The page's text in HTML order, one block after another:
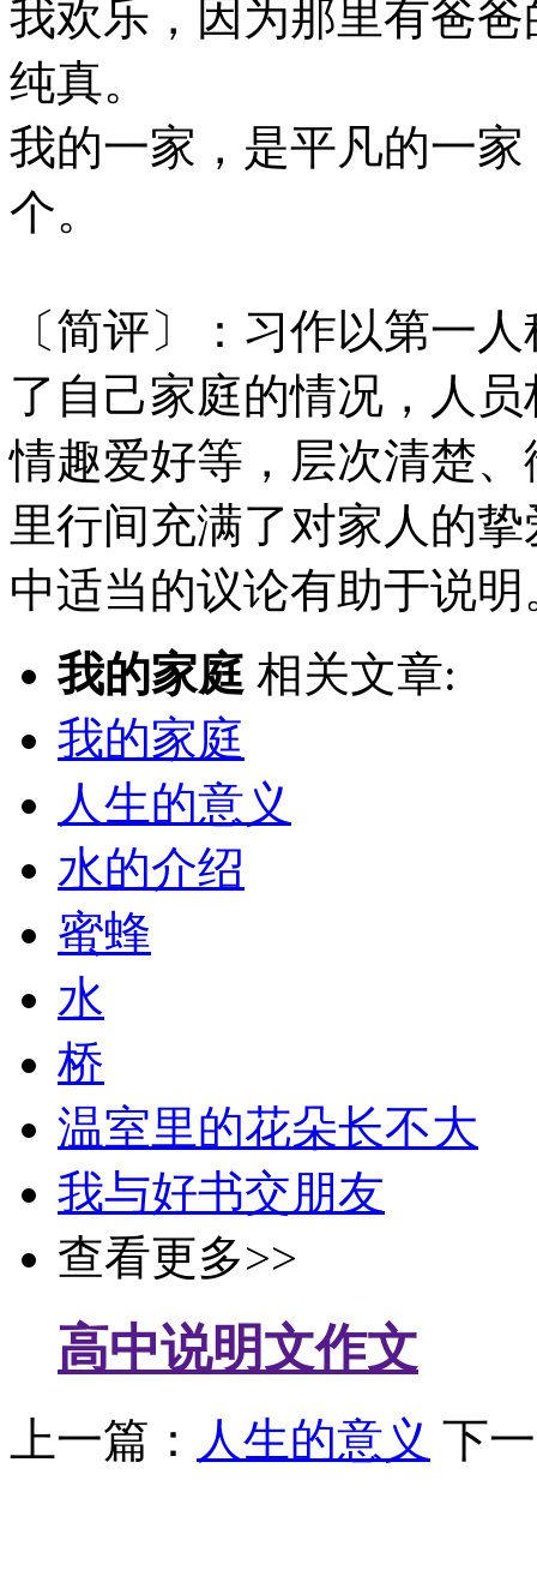
我欢乐，因为那里有爸
纯真。
我的一家，是平凡的一
个。
〔简评〕：习作以第一
了自己家庭的情况，人
情趣爱好等，层次清楚
里行间充满了对家人的
中适当的议论有助于说明
我的家庭 相关文章:
我的家庭
人生的意义
水的介绍
蜜蜂
水
桥
温室里的花朵长不大
我与好书交朋友
查看更多>>
高中说明文作文
上一篇： 人生的意义 下